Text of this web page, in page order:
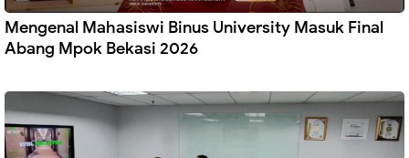
Mengenal Mahasiswi Binus University Masuk Final
Abang Mpok Bekasi 2026